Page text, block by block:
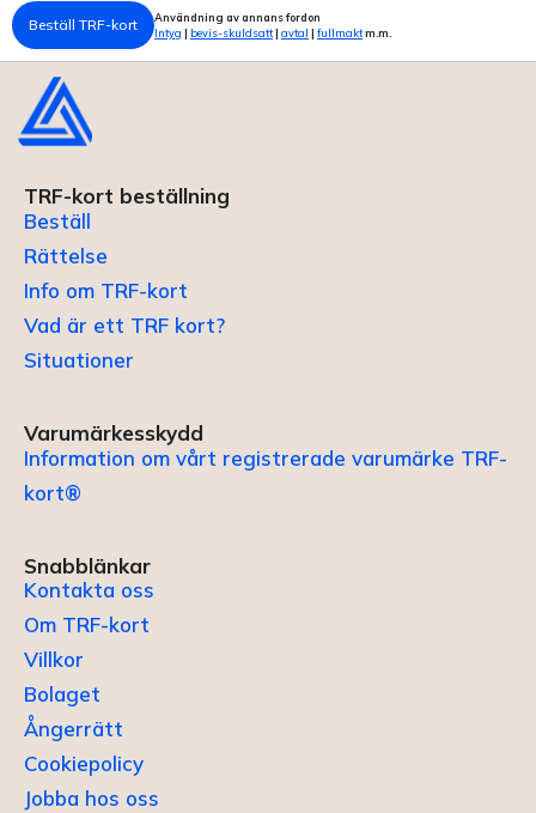
Beställ TRF-kort
Användning av annans fordon
Intyg | bevis-skuldsatt| avtal | fullmaktm.m.
TRF-kort beställning
Beställ
Rättelse
Info om TRF-kort
Vad är ett TRF kort?
Situationer
Varumärkesskydd
Information om vårt registrerade varumärke TRF-
kort®
Snabblänkar
Kontakta oss
Om TRF-kort
Villkor
Bolaget
Ångerrätt
Cookiepolicy
Jobba hos oss